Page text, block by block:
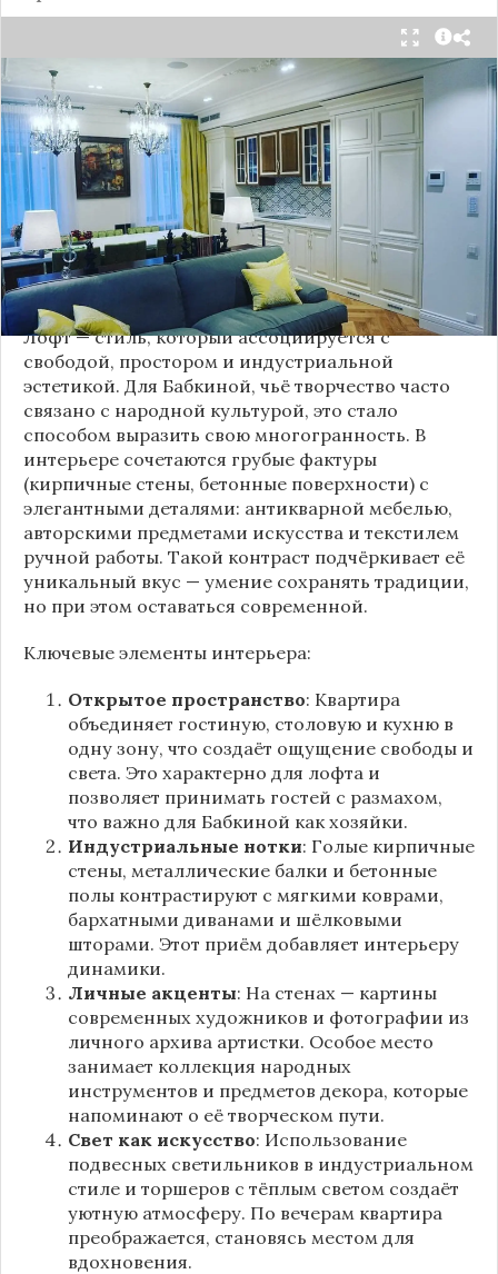
Народная артисткаРоссииНадежда Бабкина,
известная своей любовью к традиционному
стилю и народной эстетике, удивила
поклонников, выбрав для своей новой
московской квартиры современный стиль лофт.
Это решение стало настоящим откровением,
демонстрирующим её умение сочетать классику
и актуальные тенденции. Подробности о
проекте раскрывает канал “DOMEO | РЕМОНТ
КВАРТИР | НЕДВИЖИМОСТЬ” 2.
Лофт — стиль, который ассоциируется с
свободой, простором и индустриальной
эстетикой. Для Бабкиной, чьё творчество часто
связано с народной культурой, это стало
способом выразить свою многогранность. В
интерьере сочетаются грубые фактуры
(кирпичные стены, бетонные поверхности) с
элегантными деталями: антикварной мебелью,
авторскими предметами искусства и текстилем
ручной работы. Такой контраст подчёркивает её
уникальный вкус — умение сохранять традиции,
но при этом оставаться современной.
Ключевые элементы интерьера:
Открытое пространство: Квартира
объединяет гостиную, столовую и кухню в
одну зону, что создаёт ощущение свободы и
света. Это характерно для лофта и
позволяет принимать гостей с размахом,
что важно для Бабкиной как хозяйки.
Индустриальные нотки: Голые кирпичные
стены, металлические балки и бетонные
полы контрастируют с мягкими коврами,
бархатными диванами и шёлковыми
шторами. Этот приём добавляет интерьеру
динамики.
Личные акценты: На стенах — картины
современных художников и фотографии из
личного архива артистки. Особое место
занимает коллекция народных
инструментов и предметов декора, которые
напоминают о её творческом пути.
Свет как искусство: Использование
подвесных светильников в индустриальном
стиле и торшеров с тёплым светом создаёт
уютную атмосферу. По вечерам квартира
преображается, становясь местом для
вдохновения.